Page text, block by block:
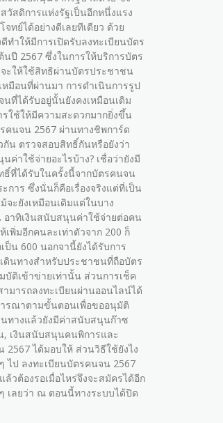
สดิการแห่งรัฐเป็นอีกหนึ่งแรง
ทย์ได้อย่างดีเลยทีเดียว ด้วย
ทำให้มีการเปิดรับลงทะเบียนบัตร
ปี 2567 ซึ่งในการให้บริการบัตร
ะให้ใช้สิทธิผ่านบัตรประชาชน
มือนที่ผ่านมา การดำเนินการรูป
ที่ได้รับอยู่นั้นยังคงเหมือนเดิม
ใช้ให้มีความสะดวกมากยิ่งขึ้น
คนจน 2567 ผ่านทางชิพการ์ด
กัน ตรวจสอบสิทธิ์กันหรือยังว่า
าใช้จ่ายอะไรบ้าง? เชื่อว่ายังมี
ธิ์ที่ได้รับในครั้งนี้จากบัตรคนจน
การ ซึ่งนั่นก็คือเรื่องจริงแต่ที่เป็น
จะยังเหมือนเดิมแต่ในบาง
อาทิเงินสนับสนุนค่าใช้จ่ายต่อคน
พิ่มอีกคนละเท่าตัวจาก 200 ก็
ป็น 600 นอกจานี้ยังได้รับการ
ดินทางสำหรับประชาชนที่ถือบัตร
ติเข้าข่ายเท่านั้น ส่วนการเช็ค
มารถลงทะเบียนผ่านออนไลน์ได้
รณาตามขั้นตอนเพื่อขออนุมัติ
ทางแล้วยังมีค่าสนับสนุนก๊าซ
, เงินสนับสนุนคนพิการและ
ได้มอบให้ ส่วนวิธีใช้ยังไง
ไป ลงทะเบียนบัตรคนจน 2567
วต้องรอเมื่อไหร่จึงจะสมัครได้อีก
เลยว่า ณ ตอนนี้ทางระบบได้ปิด